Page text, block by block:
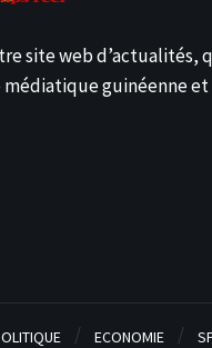
site web d’actualités,
guinéenne
ECONOMIE